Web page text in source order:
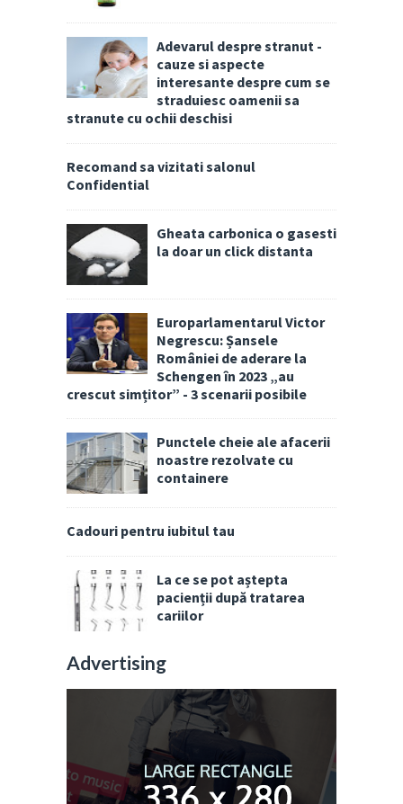
Adevarul despre stranut -
cauze si aspecte
interesante despre cum se
straduiesc oamenii sa
stranute cu ochii deschisi
Recomand sa vizitati salonul
Confidential
Gheata carbonica o gasesti
la doar un click distanta
Europarlamentarul Victor
Negrescu: Șansele
României de aderare la
Schengen în 2023 „au
crescut simțitor” - 3 scenarii posibile
Punctele cheie ale afacerii
noastre rezolvate cu
containere
Cadouri pentru iubitul tau
La ce se pot aștepta
pacienții după tratarea
cariilor
Advertising